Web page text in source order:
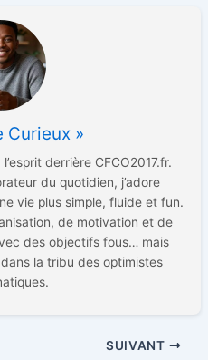
Curieux »
derrière CFCO2017.fr.
du quotidien, j’adore
vie plus simple, fluide et fun.
de motivation et de
des objectifs fous… mais
la tribu des optimistes
SUIVANT